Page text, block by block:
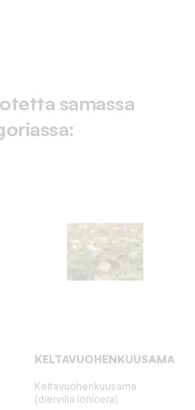
samassa
KELTAVUOHENKUUSAMA
Keltavuohenkuusama
(diervilla lonicera)